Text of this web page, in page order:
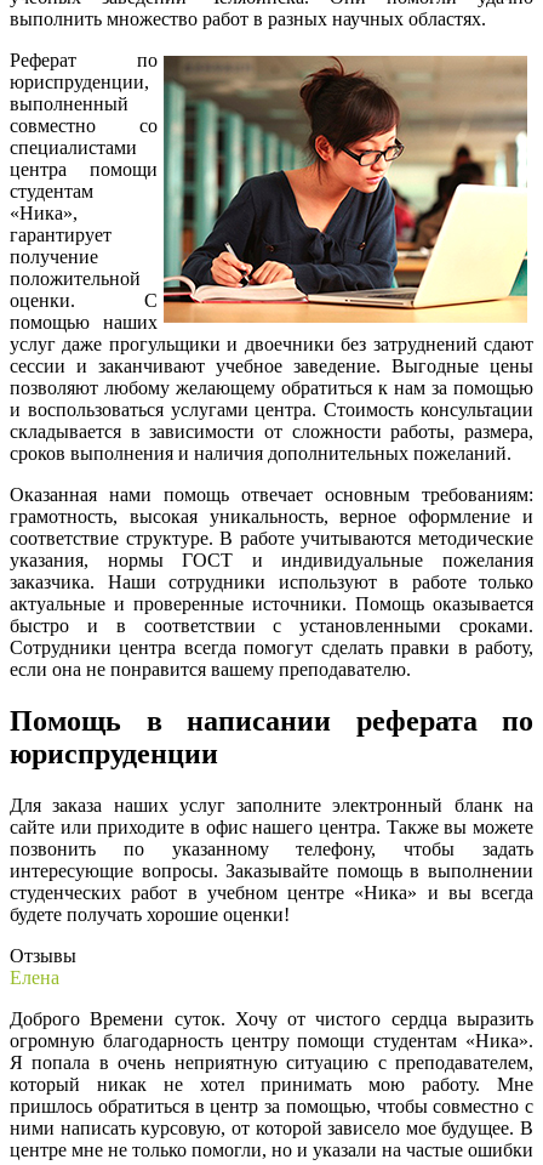
выполнить множество работ в разных научных областях.
Реферат по
юриспруденции,
выполненный
совместно со
специалистами
центра помощи
студентам
«Ника»,
гарантирует
получение
положительной
оценки. С
помощью наших
услуг даже прогульщики и двоечники без затруднений сдают
сессии и заканчивают учебное заведение. Выгодные цены
позволяют любому желающему обратиться к нам за помощью
и воспользоваться услугами центра. Стоимость консультации
складывается в зависимости от сложности работы, размера,
сроков выполнения и наличия дополнительных пожеланий.
Оказанная нами помощь отвечает основным требованиям:
грамотность, высокая уникальность, верное оформление и
соответствие структуре. В работе учитываются методические
указания, нормы ГОСТ и индивидуальные пожелания
заказчика. Наши сотрудники используют в работе только
актуальные и проверенные источники. Помощь оказывается
быстро и в соответствии с установленными сроками.
Сотрудники центра всегда помогут сделать правки в работу,
если она не понравится вашему преподавателю.
Помощь в написании реферата по
юриспруденции
Для заказа наших услуг заполните электронный бланк на
сайте или приходите в офис нашего центра. Также вы можете
позвонить по указанному телефону, чтобы задать
интересующие вопросы. Заказывайте помощь в выполнении
студенческих работ в учебном центре «Ника» и вы всегда
будете получать хорошие оценки!
Отзывы
Елена
Доброго Времени суток. Хочу от чистого сердца выразить
огромную благодарность центру помощи студентам «Ника».
Я попала в очень неприятную ситуацию с преподавателем,
который никак не хотел принимать мою работу. Мне
пришлось обратиться в центр за помощью, чтобы совместно с
ними написать курсовую, от которой зависело мое будущее. В
центре мне не только помогли, но и указали на частые ошибки